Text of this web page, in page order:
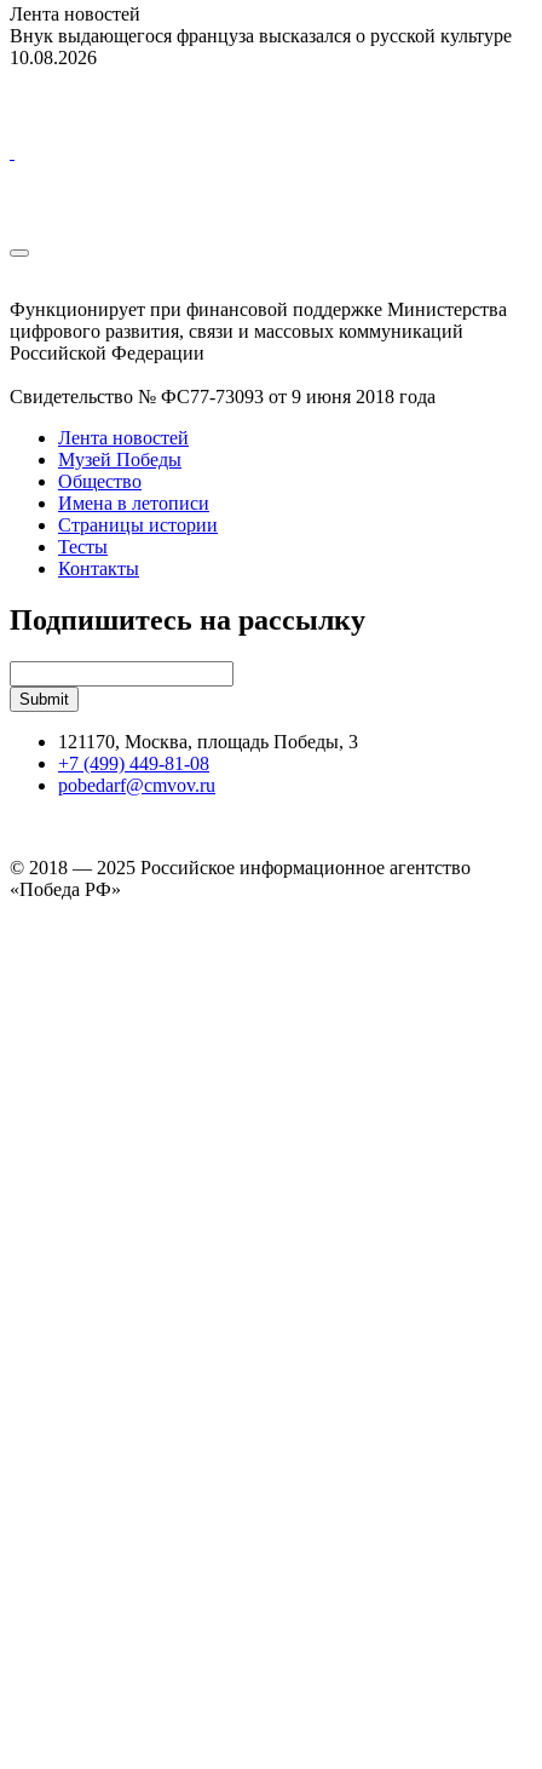
Лента новостей
Внук выдающегося француза высказался о русской культуре
10.08.2026
Функционирует при финансовой поддержке Министерства
цифрового развития, связи и массовых коммуникаций
Российской Федерации
Свидетельство № ФС77-73093 от 9 июня 2018 года
Лента новостей
Музей Победы
Общество
Имена в летописи
Страницы истории
Тесты
Контакты
Подпишитесь на рассылку
121170, Москва, площадь Победы, 3
+7 (499) 449-81-08
pobedarf@cmvov.ru
© 2018 — 2025 Российское информационное агентство
«Победа РФ»